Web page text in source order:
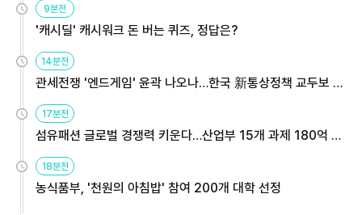
9분전
'캐시딜' 캐시워크 돈 버는 퀴즈, 정답은?
14분전
관세전쟁 '엔드게임' 윤곽 나오나…한국 新통상정책 교두보 활
17분전
섬유패션 글로벌 경쟁력 키운다…산업부 15개 과제 180억 지
18분전
농식품부, '천원의 아침밥' 참여 200개 대학 선정